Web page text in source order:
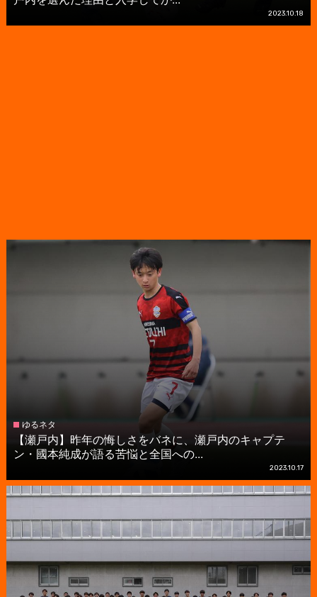
2023.10.18
ゆるネタ
【瀬戸内】昨年の悔しさをバネに、瀬戸内のキャプテ
ン・國本純成が語る苦悩と全国への...
2023.10.17